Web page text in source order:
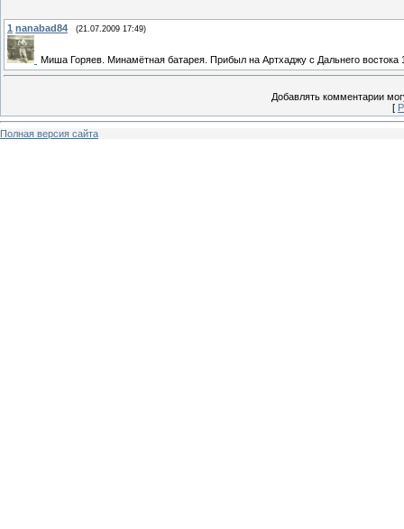
1 nanabad84 (21.07.2009 17:49)
Миша Горяев. Минамётная батарея. Прибыл на Артхаджу с Дальнего востока
Добавлять комментарии
[
Полная версия сайта